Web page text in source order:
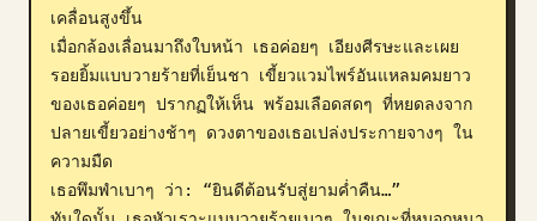
เคลื่อนสูงขึ้น
เมื่อกล้องเลื่อนมาถึงใบหน้า เธอค่อยๆ เอียงศีรษะและเผย
รอยยิ้มแบบวายร้ายที่เย็นชา เขี้ยวแวมไพร์อันแหลมคมยาว
ของเธอค่อยๆ ปรากฏให้เห็น พร้อมเลือดสดๆ ที่หยดลงจาก
ปลายเขี้ยวอย่างช้าๆ ดวงตาของเธอเปล่งประกายจางๆ ใน
ความมืด
เธอพึมพำเบาๆ ว่า: “ยินดีต้อนรับสู่ยามค่ำคืน…”